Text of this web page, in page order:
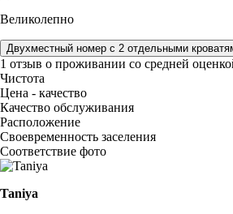
Великолепно
Двухместный номер с 2 отдельными
1 отзыв о проживании со средней
Чистота
Цена - качество
Качество обслуживания
Расположение
Своевременность заселения
Соответствие фото
Taniya